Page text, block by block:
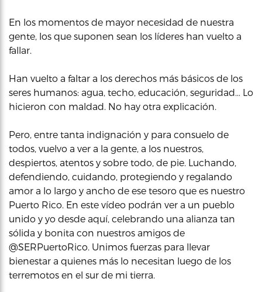
En los momentos de mayor necesidad de nuestra
gente, los que suponen sean los líderes han vuelto a
fallar.
Han vuelto a faltar a los derechos más básicos de los
seres humanos: agua, techo, educación, seguridad… Lo
hicieron con maldad. No hay otra explicación.
Pero, entre tanta indignación y para consuelo de
todos, vuelvo a ver a la gente, a los nuestros,
despiertos, atentos y sobre todo, de pie. Luchando,
defendiendo, cuidando, protegiendo y regalando
amor a lo largo y ancho de ese tesoro que es nuestro
Puerto Rico. En este vídeo podrán ver a un pueblo
unido y yo desde aquí, celebrando una alianza tan
sólida y bonita con nuestros amigos de
@SERPuertoRico. Unimos fuerzas para llevar
bienestar a quienes más lo necesitan luego de los
terremotos en el sur de mi tierra.